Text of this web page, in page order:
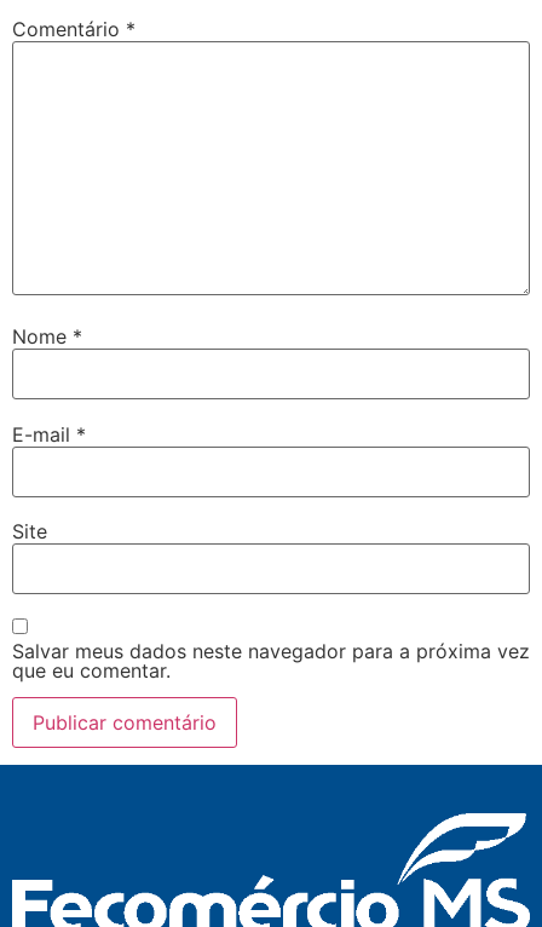
Comentário *
Nome *
E-mail *
Site
Salvar meus dados neste navegador para a próxima vez
que eu comentar.